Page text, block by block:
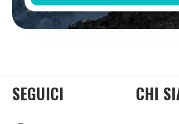
SEGUICI CHI